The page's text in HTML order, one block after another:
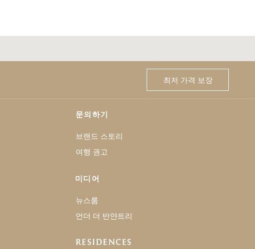
최저 가격 보장
문의하기
브랜드 스토리
여행 권고
미디어
뉴스룸
언더 더 반얀트리
RESIDENCES